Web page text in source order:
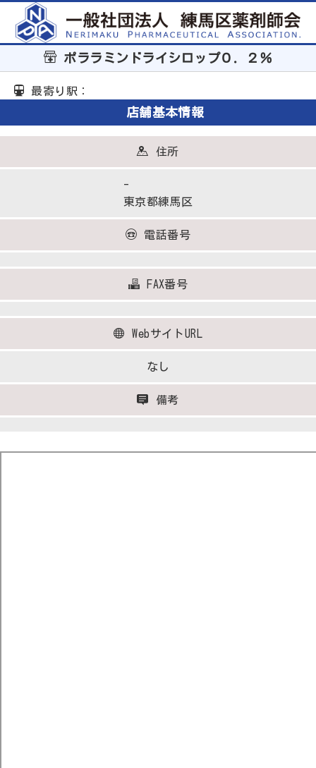
ポララミンドライシロップ０．２％
最寄り駅：
店舗基本情報
住所
-
東京都練馬区
電話番号
FAX番号
WebサイトURL
なし
備考